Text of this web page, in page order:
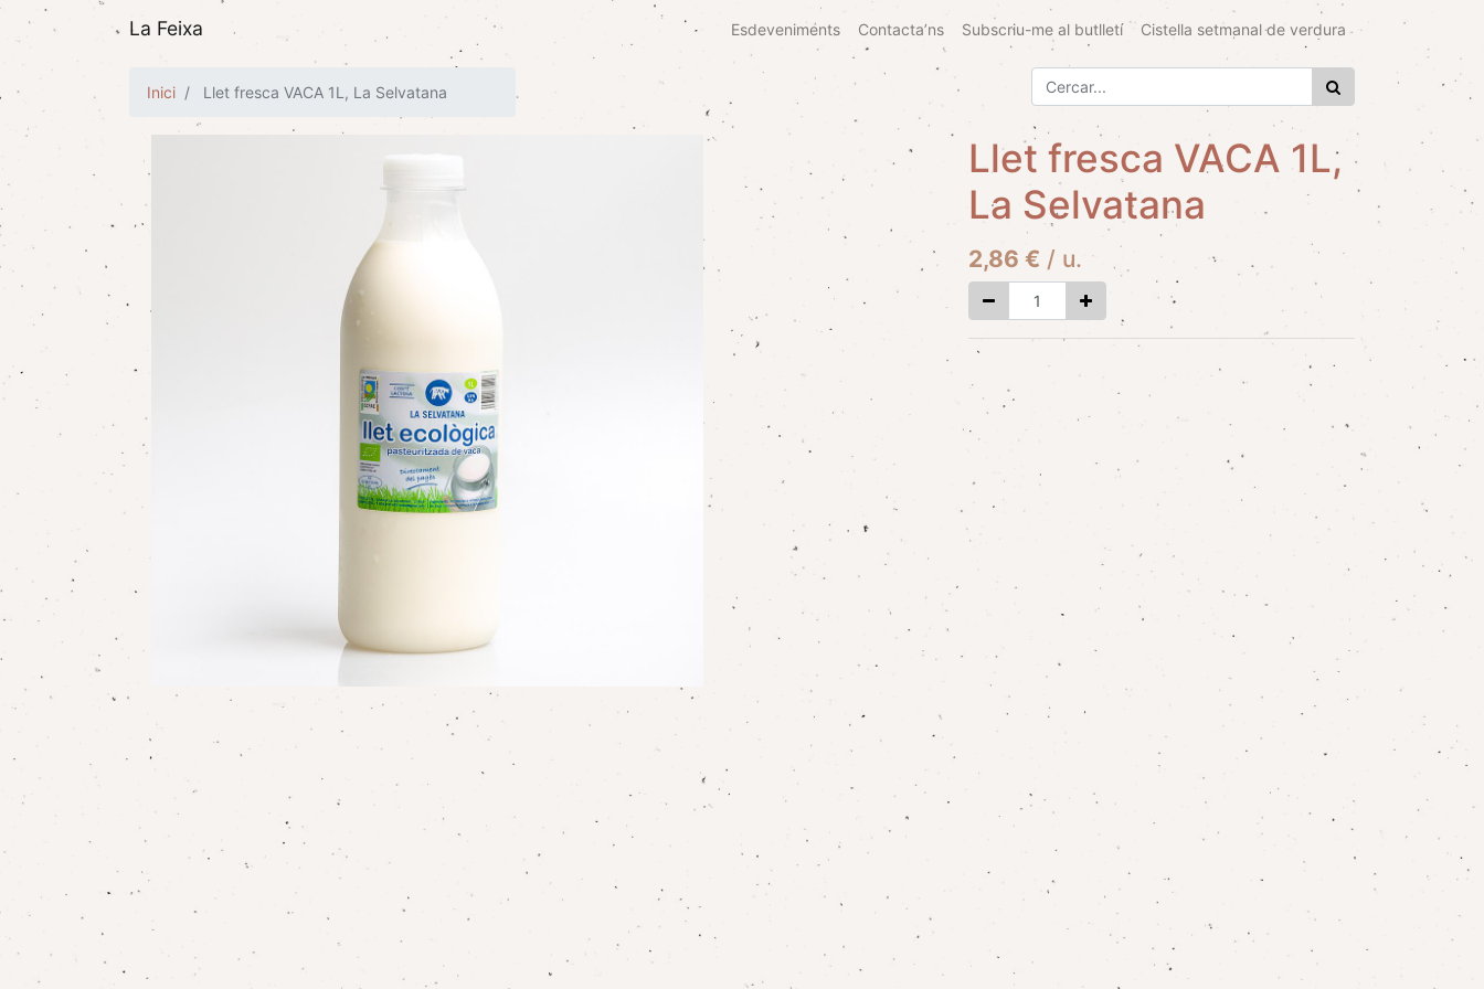
La Feixa Esdeveniments Contacta’ns Subscriu-me al butlletí Cistella setmanal de verdura
Inici Llet fresca VACA 1L, La Selvatana
Llet fresca VACA 1L,
La Selvatana
2,86 € / u.